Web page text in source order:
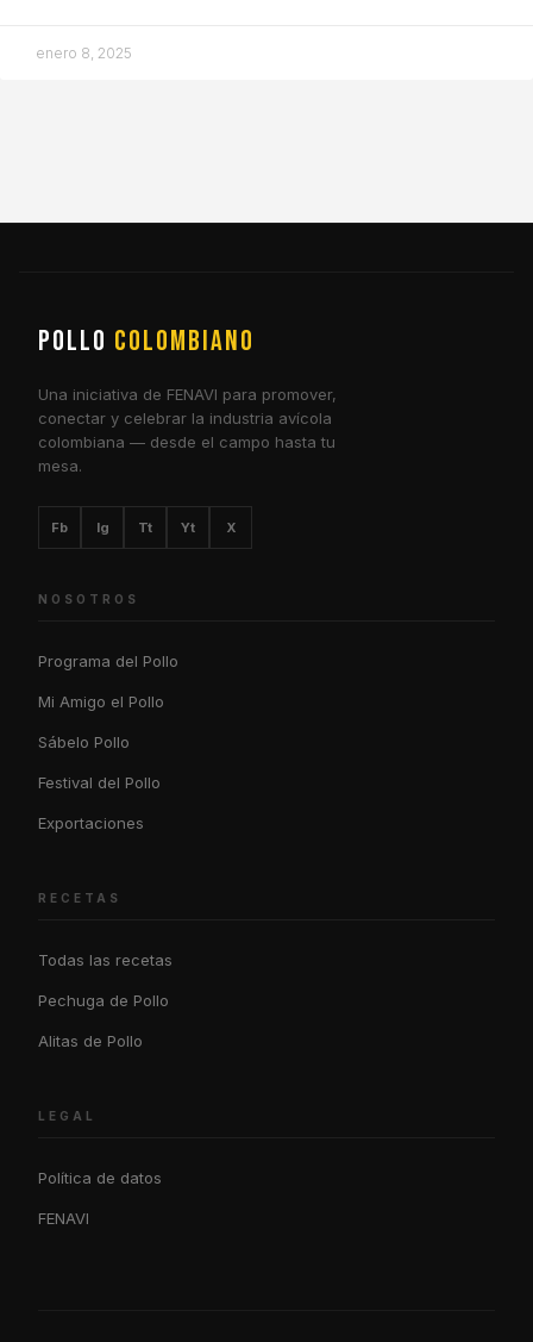
enero 8, 2025
POLLO COLOMBIANO
Una iniciativa de FENAVI para promover,
conectar y celebrar la industria avícola
colombiana — desde el campo hasta tu
mesa.
Fb Ig Tt Yt X
NOSOTROS
Programa del Pollo
Mi Amigo el Pollo
Sábelo Pollo
Festival del Pollo
Exportaciones
RECETAS
Todas las recetas
Pechuga de Pollo
Alitas de Pollo
LEGAL
Política de datos
FENAVI